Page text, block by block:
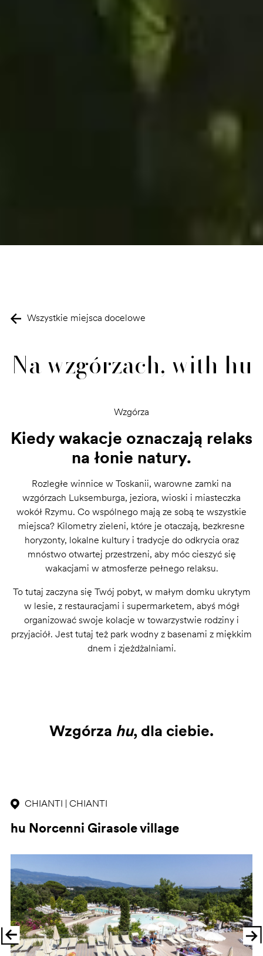
Wszystkie miejsca docelowe
Na wzgórzach, with hu
Wzgórza
Kiedy wakacje oznaczają relaks
na łonie natury.
Rozległe winnice w Toskanii, warowne zamki na
wzgórzach Luksemburga, jeziora, wioski i miasteczka
wokół Rzymu. Co wspólnego mają ze sobą te wszystkie
miejsca? Kilometry zieleni, które je otaczają, bezkresne
horyzonty, lokalne kultury i tradycje do odkrycia oraz
mnóstwo otwartej przestrzeni, aby móc cieszyć się
wakacjami w atmosferze pełnego relaksu.
To tutaj zaczyna się Twój pobyt, w małym domku ukrytym
w lesie, z restauracjami i supermarketem, abyś mógł
organizować swoje kolacje w towarzystwie rodziny i
przyjaciół. Jest tutaj też park wodny z basenami z miękkim
dnem i zjeżdżalniami.
Wzgórza hu, dla ciebie.
CHIANTI | CHIANTI
hu Norcenni Girasole village